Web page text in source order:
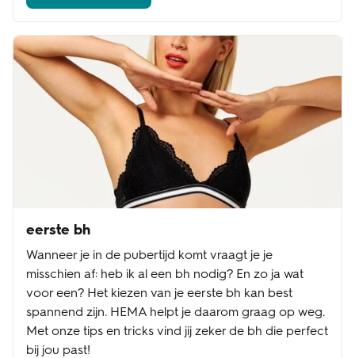
eerste bh
Wanneer je in de pubertijd komt vraagt je je
misschien af: heb ik al een bh nodig? En zo ja wat
voor een? Het kiezen van je eerste bh kan best
spannend zijn. HEMA helpt je daarom graag op weg.
Met onze tips en tricks vind jij zeker de bh die perfect
bij jou past!